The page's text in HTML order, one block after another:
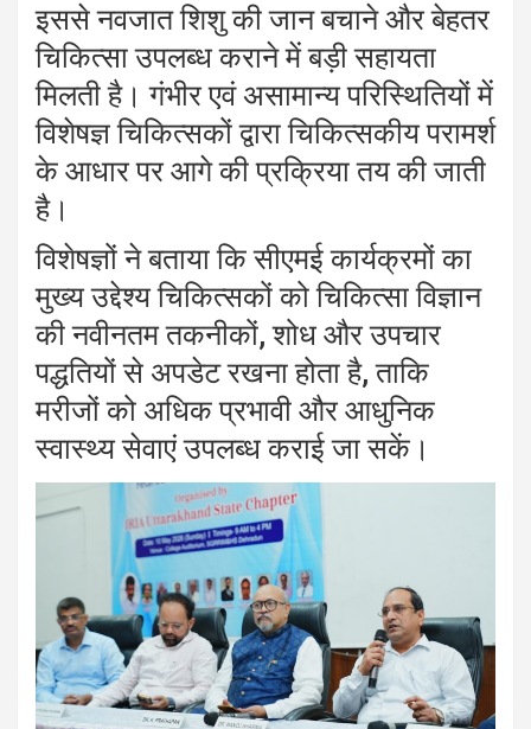
इससे नवजात शिशु की जान बचाने और बेहतर
चिकित्सा उपलब्ध कराने में बड़ी सहायता
मिलती है। गंभीर एवं असामान्य परिस्थितियों में
विशेषज्ञ चिकित्सकों द्वारा चिकित्सकीय परामर्श
के आधार पर आगे की प्रक्रिया तय की जाती
है।
विशेषज्ञों ने बताया कि सीएमई कार्यक्रमों का
मुख्य उद्देश्य चिकित्सकों को चिकित्सा विज्ञान
की नवीनतम तकनीकों, शोध और उपचार
पद्धतियों से अपडेट रखना होता है, ताकि
मरीजों को अधिक प्रभावी और आधुनिक
स्वास्थ्य सेवाएं उपलब्ध कराई जा सकें।